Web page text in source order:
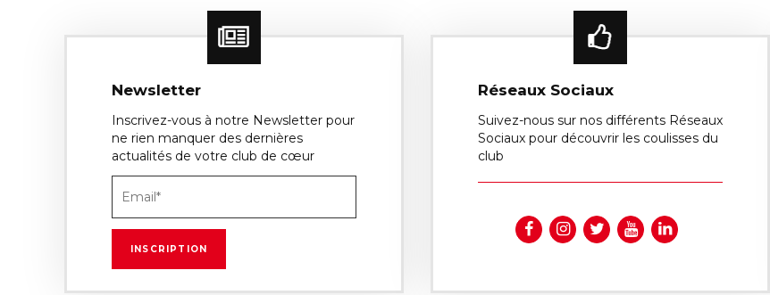
Newsletter
Inscrivez-vous à notre Newsletter pour
ne rien manquer des dernières
actualités de votre club de cœur
Réseaux Sociaux
Suivez-nous sur nos différents Réseaux
Sociaux pour découvrir les coulisses du
club